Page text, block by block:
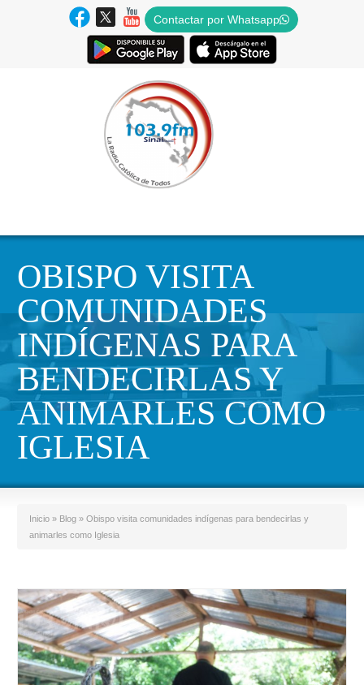
Contactar por Whatsapp
OBISPO VISITA
COMUNIDADES
INDÍGENAS PARA
BENDECIRLAS Y
ANIMARLES COMO
IGLESIA
Inicio » Blog » Obispo visita comunidades indígenas para bendecirlas y
animarles como Iglesia